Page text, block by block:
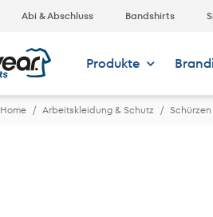
Abi & Abschluss Bandshirts
Produkte
Home Arbeitskleidung & Schutz Schürzen